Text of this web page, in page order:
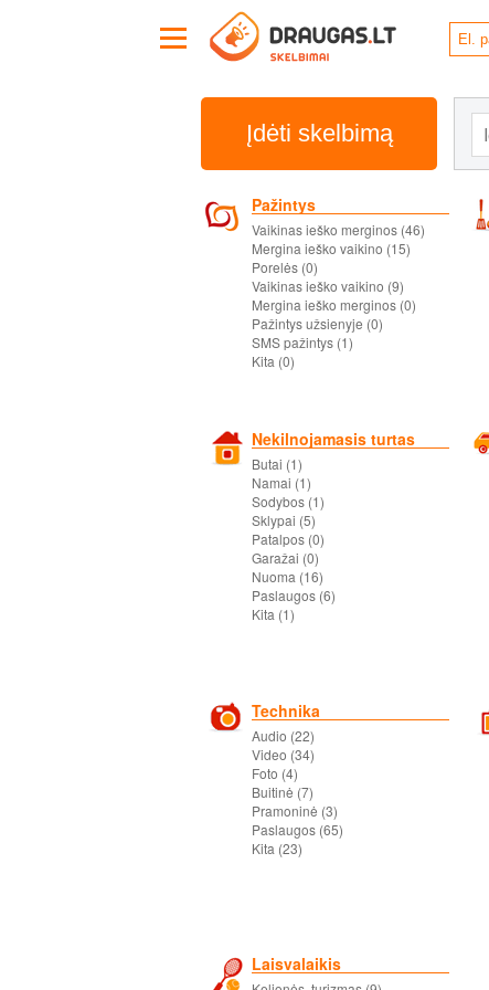
Įdėti skelbimą
Pažintys
Vaikinas ieško merginos (46)
Mergina ieško vaikino (15)
Porelės (0)
Vaikinas ieško vaikino (9)
Mergina ieško merginos (0)
Pažintys užsienyje (0)
SMS pažintys (1)
Kita (0)
Nekilnojamasis turtas
Butai (1)
Namai (1)
Sodybos (1)
Sklypai (5)
Patalpos (0)
Garažai (0)
Nuoma (16)
Paslaugos (6)
Kita (1)
Technika
Audio (22)
Video (34)
Foto (4)
Buitinė (7)
Pramoninė (3)
Paslaugos (65)
Kita (23)
Laisvalaikis